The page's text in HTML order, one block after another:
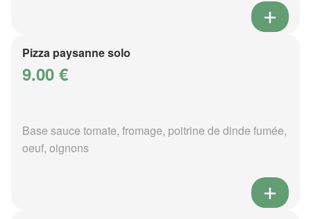
Pizza paysanne solo
9.00 €
Base sauce tomate, fromage, poitrine de dinde fumée,
oeuf, oignons